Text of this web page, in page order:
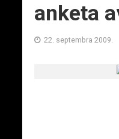
anketa
22. septembra 2009.